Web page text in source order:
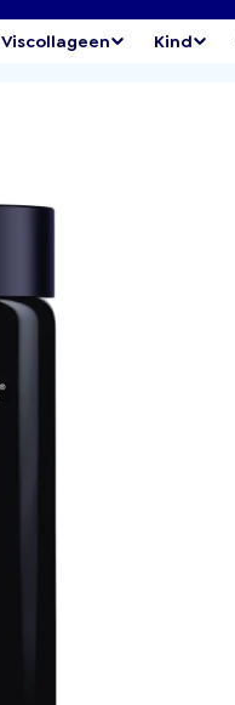
Viscollageen Kind